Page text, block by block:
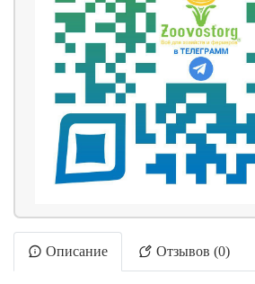
Описание Отзывов (0)